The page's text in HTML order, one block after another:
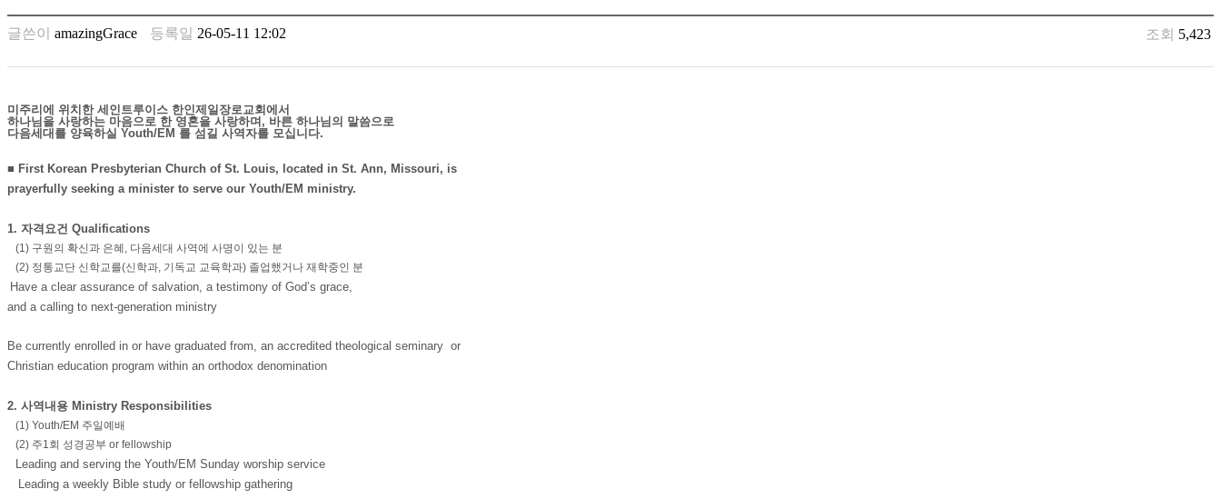
찾
기
크
밍
넷
주
minky
합
체
출
장
마
러
약
국
주
소
야
글쓴이 amazingGrace 등록일 26-05-11 12:02 조회 5,423
미주리에 위치한 세인트루이스 한인제일장로교회에서
하나님을 사랑하는 마음으로 한 영혼을 사랑하며, 바른 하나님의 말씀으로
다음세대를 양육하실 Youth/EM 를 섬길 사역자를 모십니다.
■ First Korean Presbyterian Church of St. Louis, located in St. Ann, Missouri, is
prayerfully seeking a minister to serve our Youth/EM ministry.
1. 자격요건 Qualifications
(1) 구원의 확신과 은혜, 다음세대 사역에 사명이 있는 분
(2) 정통교단 신학교를(신학과, 기독교 교육학과) 졸업했거나 재학중인 분
Have a clear assurance of salvation, a testimony of God’s grace,
and a calling to next-generation ministry
Be currently enrolled in or have graduated from, an accredited theological seminary or
Christian education program within an orthodox denomination
2. 사역내용 Ministry Responsibilities
(1) Youth/EM 주일예배
(2) 주1회 성경공부 or fellowship
Leading and serving the Youth/EM Sunday worship service
Leading a weekly Bible study or fellowship gathering